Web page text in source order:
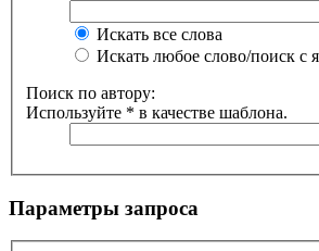
Искать все слова
Искать любое слово/поиск с
Поиск по автору:
Используйте * в качестве шаблона.
Параметры запроса